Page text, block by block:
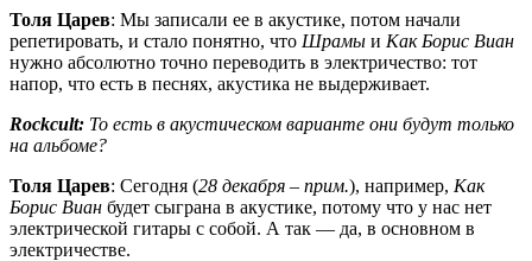
Толя Царев: Мы записали ее в акустике, потом начали
репетировать, и стало понятно, что Шрамы и Как Борис Виан
нужно абсолютно точно переводить в электричество: тот
напор, что есть в песнях, акустика не выдерживает.
Rockcult: То есть в акустическом варианте они будут только
на альбоме?
Толя Царев: Сегодня (28 декабря – прим.), например, Как
Борис Виан будет сыграна в акустике, потому что у нас нет
электрической гитары с собой. А так — да, в основном в
электричестве.